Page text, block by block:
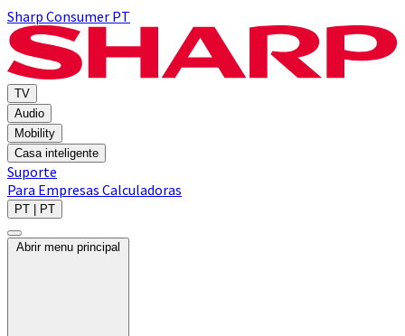
Sharp Consumer PT
TV
Audio
Mobility
Casa inteligente
Suporte
Para Empresas Calculadoras
PT | PT
Abrir menu principal